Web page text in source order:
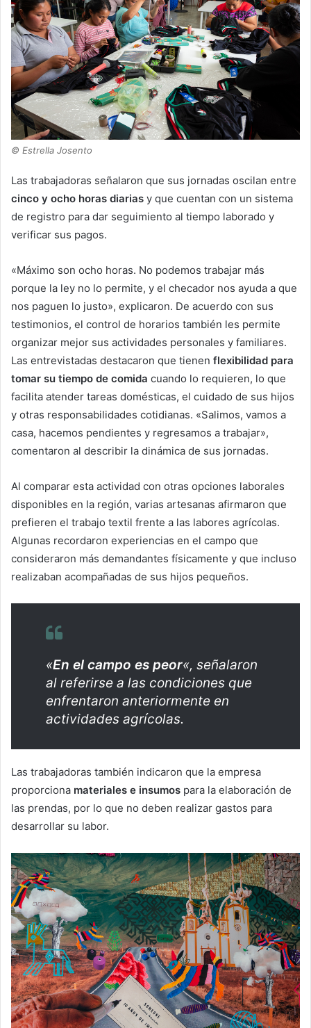
© Estrella Josento
Las trabajadoras señalaron que sus jornadas oscilan entre
cinco y ocho horas diarias y que cuentan con un sistema
de registro para dar seguimiento al tiempo laborado y
verificar sus pagos.
«Máximo son ocho horas. No podemos trabajar más
porque la ley no lo permite, y el checador nos ayuda a que
nos paguen lo justo», explicaron. De acuerdo con sus
testimonios, el control de horarios también les permite
organizar mejor sus actividades personales y familiares.
Las entrevistadas destacaron que tienen flexibilidad para
tomar su tiempo de comida cuando lo requieren, lo que
facilita atender tareas domésticas, el cuidado de sus hijos
y otras responsabilidades cotidianas. «Salimos, vamos a
casa, hacemos pendientes y regresamos a trabajar»,
comentaron al describir la dinámica de sus jornadas.
Al comparar esta actividad con otras opciones laborales
disponibles en la región, varias artesanas afirmaron que
prefieren el trabajo textil frente a las labores agrícolas.
Algunas recordaron experiencias en el campo que
consideraron más demandantes físicamente y que incluso
realizaban acompañadas de sus hijos pequeños.
«En el campo es peor«, señalaron
al referirse a las condiciones que
enfrentaron anteriormente en
actividades agrícolas.
Las trabajadoras también indicaron que la empresa
proporciona materiales e insumos para la elaboración de
las prendas, por lo que no deben realizar gastos para
desarrollar su labor.